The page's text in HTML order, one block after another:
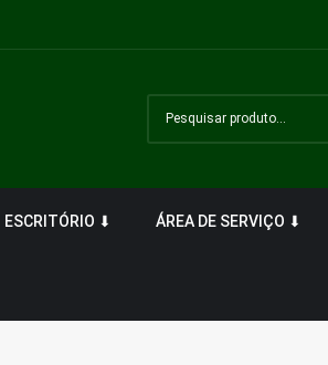
ESCRITÓRIO ⬇ ÁREA DE SERVIÇO ⬇